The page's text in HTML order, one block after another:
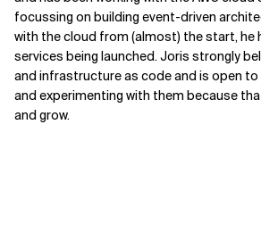
focussing on building event-driven
with the cloud from (almost) the start, he
services being launched. Joris strongly
and infrastructure as code and is open to
and experimenting with them because
and grow.